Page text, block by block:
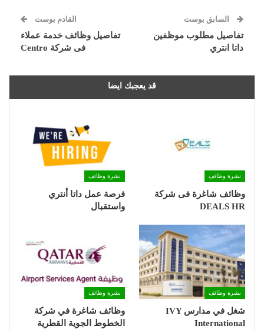
السابق بوست
تفاصيل مطلوب موظفين
داتا انتري
القادم بوست
تفاصيل وظائف خدمة عملاء
فى شركة Centro
قد يعجبك ايضا
نشرة وظائف
وظائف شاغرة فى شركة
DEALS HR
نشرة وظائف
فرصة عمل داتا أنتري
واستقبال
نشرة وظائف
شغل في مدارس IVY
International
نشرة وظائف
وظائف شاغرة في شركة
الخطوط الجوية القطرية